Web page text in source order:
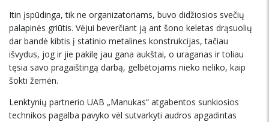
Itin įspūdinga, tik ne organizatoriams, buvo didžiosios svečių
palapinės griūtis. Vėjui beverčiant ją ant šono keletas drąsuolių
dar bandė kibtis į statinio metalines konstrukcijas, tačiau
išvydus, jog ir jie pakilę jau gana aukštai, o uraganas ir toliau
tęsia savo pragaištingą darbą, gelbėtojams nieko neliko, kaip
šokti žemėn.
Lenktynių partnerio UAB „Manukas“ atgabentos sunkiosios
technikos pagalba pavyko vėl sutvarkyti audros apgadintas